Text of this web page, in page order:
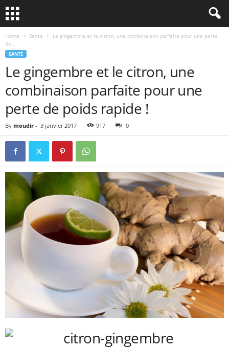
Home Santé
Le gingembre et le citron, une combinaison parfaite pour une perte
de...
SANTÉ
Le gingembre et le citron, une
combinaison parfaite pour une
perte de poids rapide !
By moudir - 3 janvier 2017 917 0